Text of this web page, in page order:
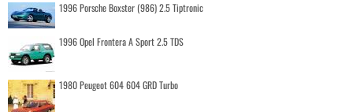
1996 Porsche Boxster (986) 2.5 Tiptronic
1996 Opel Frontera A Sport 2.5 TDS
1980 Peugeot 604 604 GRD Turbo